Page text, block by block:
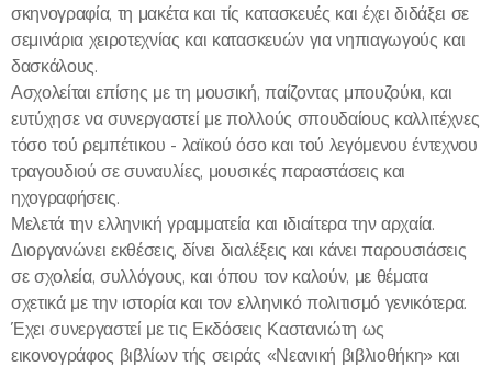
σκηνογραφία, τη μακέτα και τίς κατασκευές και έχει διδάξει σε
σεμινάρια χειροτεχνίας και κατασκευών για νηπιαγωγούς και
δασκάλους.
Ασχολείται επίσης με τη μουσική, παίζοντας μπουζούκι, και
ευτύχησε να συνεργαστεί με πολλούς σπουδαίους καλλιτέχνες
τόσο τού ρεμπέτικου - λαϊκού όσο και τού λεγόμενου έντεχνου
τραγουδιού σε συναυλίες, μουσικές παραστάσεις και
ηχογραφήσεις.
Μελετά την ελληνική γραμματεία και ιδιαίτερα την αρχαία.
Διοργανώνει εκθέσεις, δίνει διαλέξεις και κάνει παρουσιάσεις
σε σχολεία, συλλόγους, και όπου τον καλούν, με θέματα
σχετικά με την ιστορία και τον ελληνικό πολιτισμό γενικότερα.
Έχει συνεργαστεί με τις Εκδόσεις Καστανιώτη ως
εικονογράφος βιβλίων τής σειράς «Νεανική βιβλιοθήκη» και